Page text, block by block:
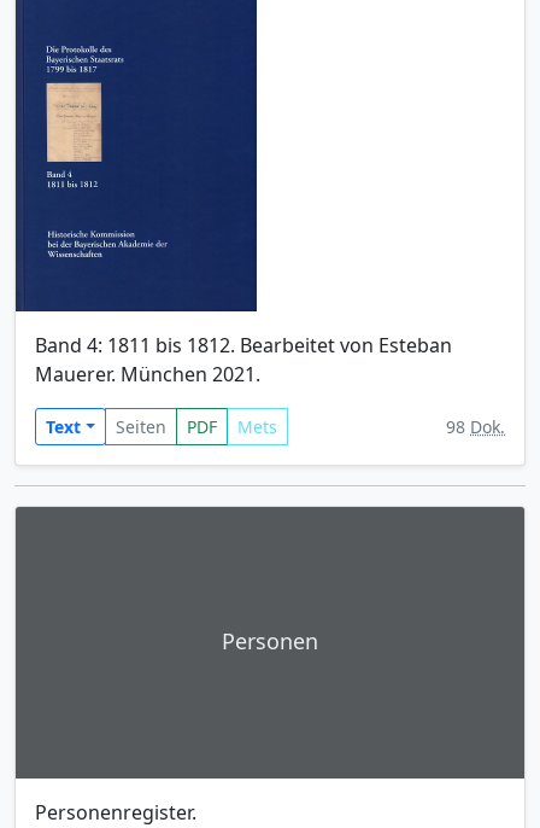
Band 4: 1811 bis 1812. Bearbeitet von Esteban
Mauerer. München 2021.
Text Seiten PDF Mets 98 Dok.
Personen
Personenregister.